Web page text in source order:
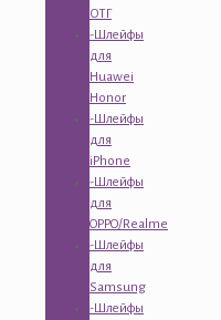
ОТГ
-Шлейфы
для
Huawei
Honor
-Шлейфы
для
iPhone
-Шлейфы
для
OPPO/Realme
-Шлейфы
для
Samsung
-Шлейфы